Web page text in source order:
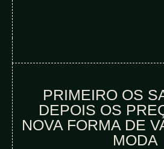
PRIMEIRO OS
DEPOIS OS
NOVA FORMA DE
MODA